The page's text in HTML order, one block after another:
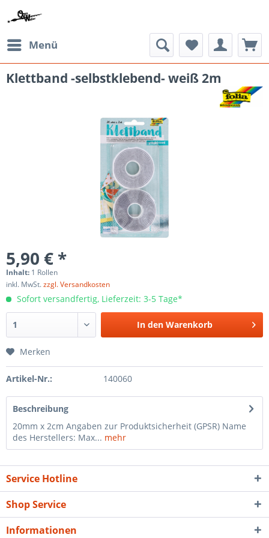
Menü
Klettband -selbstklebend- weiß 2m
5,90 € *
Inhalt: 1 Rollen
inkl. MwSt.zzgl. Versandkosten
Sofort versandfertig, Lieferzeit: 3-5 Tage*
In den Warenkorb
Merken
Artikel-Nr.: 140060
Beschreibung
20mm x 2cm Angaben zur Produktsicherheit (GPSR) Name
des Herstellers: Max... mehr
Service Hotline
Shop Service
Informationen